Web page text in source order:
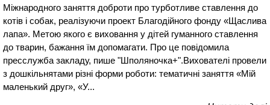
Міжнародного заняття доброти про турботливе ставлення до
котів і собак, реалізуючи проект Благодійного фонду «Щаслива
лапа». Метою якого є виховання у дітей гуманного ставлення
до тварин, бажання їм допомагати. Про це повідомила
пресслужба закладу, пише "Шполяночка+".Вихователі провели
з дошкільнятами різні форми роботи: тематичні заняття «Мій
маленький друг», «У...